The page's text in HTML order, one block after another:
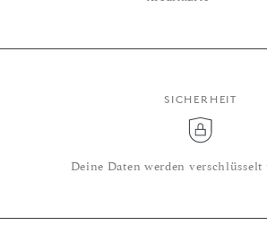
SICHERHEIT
Deine Daten werden verschlüsselt